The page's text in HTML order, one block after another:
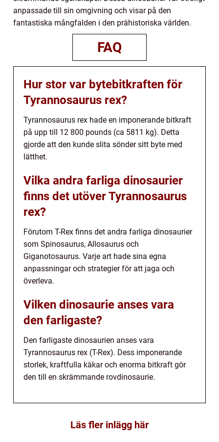
anpassade till sin omgivning och visar på den
fantastiska mångfalden i den prähistoriska världen.
FAQ
Hur stor var bytebitkraften för
Tyrannosaurus rex?
Tyrannosaurus rex hade en imponerande bitkraft
på upp till 12 800 pounds (ca 5811 kg). Detta
gjorde att den kunde slita sönder sitt byte med
lätthet.
Vilka andra farliga dinosaurier
finns det utöver Tyrannosaurus
rex?
Förutom T-Rex finns det andra farliga dinosaurier
som Spinosaurus, Allosaurus och
Giganotosaurus. Varje art hade sina egna
anpassningar och strategier för att jaga och
överleva.
Vilken dinosaurie anses vara
den farligaste?
Den farligaste dinosaurien anses vara
Tyrannosaurus rex (T-Rex). Dess imponerande
storlek, kraftfulla käkar och enorma bitkraft gör
den till en skrämmande rovdinosaurie.
Läs fler inlägg här